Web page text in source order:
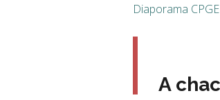
Diaporama
A